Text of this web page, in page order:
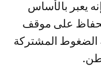
يعبر بالأساس
على موقف
المشتركة